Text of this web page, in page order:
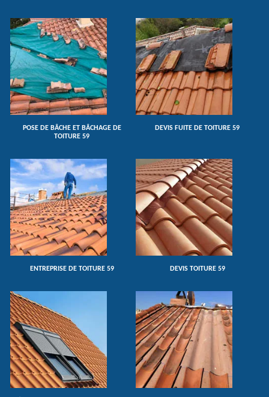
POSE DE BÂCHE ET BÂCHAGE DE
TOITURE 59
DEVIS FUITE DE TOITURE 59
ENTREPRISE DE TOITURE 59 DEVIS TOITURE 59